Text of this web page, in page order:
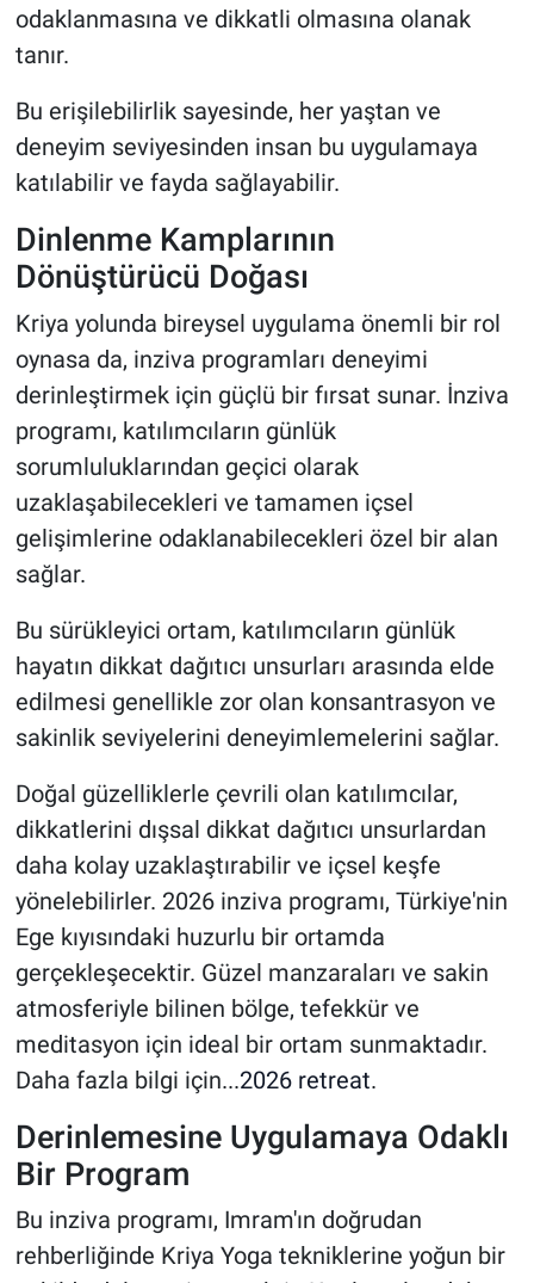
odaklanmasına ve dikkatli olmasına olanak
tanır.
Bu erişilebilirlik sayesinde, her yaştan ve
deneyim seviyesinden insan bu uygulamaya
katılabilir ve fayda sağlayabilir.
Dinlenme Kamplarının
Dönüştürücü Doğası
Kriya yolunda bireysel uygulama önemli bir rol
oynasa da, inziva programları deneyimi
derinleştirmek için güçlü bir fırsat sunar. İnziva
programı, katılımcıların günlük
sorumluluklarından geçici olarak
uzaklaşabilecekleri ve tamamen içsel
gelişimlerine odaklanabilecekleri özel bir alan
sağlar.
Bu sürükleyici ortam, katılımcıların günlük
hayatın dikkat dağıtıcı unsurları arasında elde
edilmesi genellikle zor olan konsantrasyon ve
sakinlik seviyelerini deneyimlemelerini sağlar.
Doğal güzelliklerle çevrili olan katılımcılar,
dikkatlerini dışsal dikkat dağıtıcı unsurlardan
daha kolay uzaklaştırabilir ve içsel keşfe
yönelebilirler. 2026 inziva programı, Türkiye'nin
Ege kıyısındaki huzurlu bir ortamda
gerçekleşecektir. Güzel manzaraları ve sakin
atmosferiyle bilinen bölge, tefekkür ve
meditasyon için ideal bir ortam sunmaktadır.
Daha fazla bilgi için...2026 retreat.
Derinlemesine Uygulamaya Odaklı
Bir Program
Bu inziva programı, Imram'ın doğrudan
rehberliğinde Kriya Yoga tekniklerine yoğun bir